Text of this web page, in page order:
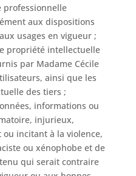
professionnelle
aux dispositions
usages en vigueur ;
intellectuelle
par Madame Cécile
ainsi que les
des tiers ;
informations ou
injurieux,
incitant à la violence,
ou xénophobe et de
qui serait contraire